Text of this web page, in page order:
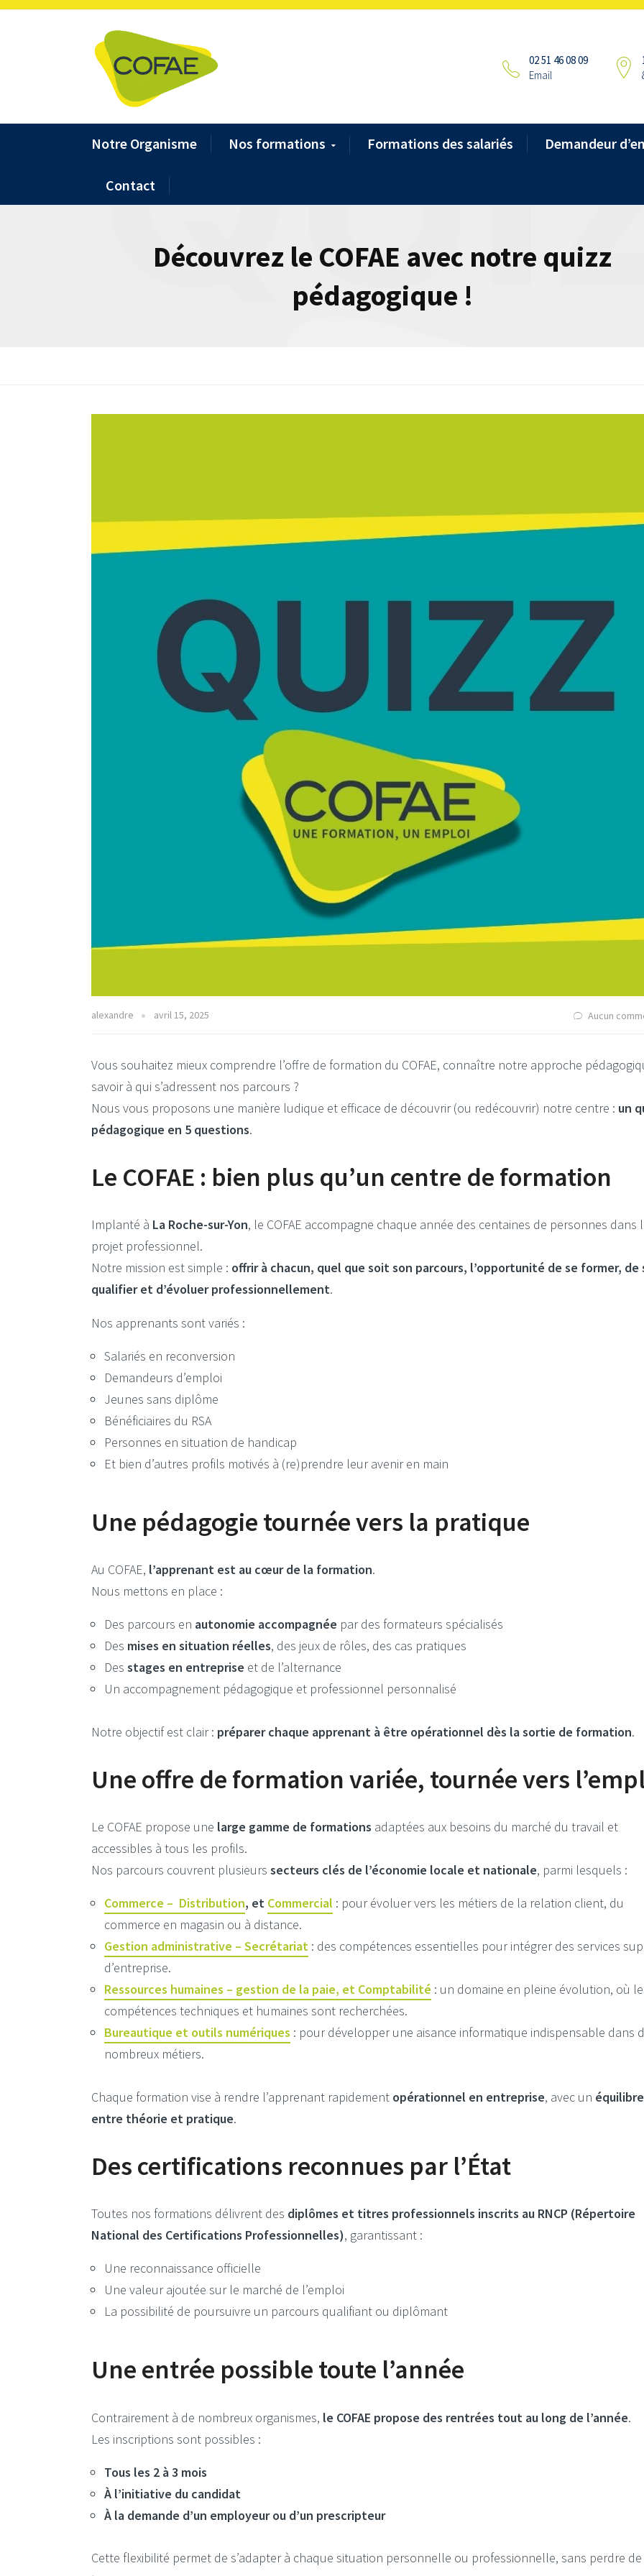
02 51 46 08 09
Email
Notre Organisme Nos formations Formations des salariés Demandeur
Contact
Découvrez le COFAE avec notre quizz
pédagogique !
alexandre avril 15, 2025 Aucun
Vous souhaitez mieux comprendre l’offre de formation du COFAE, connaître notre approche
savoir à qui s’adressent nos parcours ?
Nous vous proposons une manière ludique et efficace de découvrir (ou redécouvrir) notre centre : un
pédagogique en 5 questions.
Le COFAE : bien plus qu’un centre de formation
Implanté à La Roche-sur-Yon, le COFAE accompagne chaque année des centaines de personnes dans
projet professionnel.
Notre mission est simple : offrir à chacun, quel que soit son parcours, l’opportunité de se former, de
qualifier et d’évoluer professionnellement.
Nos apprenants sont variés :
Salariés en reconversion
Demandeurs d’emploi
Jeunes sans diplôme
Bénéficiaires du RSA
Personnes en situation de handicap
Et bien d’autres profils motivés à (re)prendre leur avenir en main
Une pédagogie tournée vers la pratique
Au COFAE, l’apprenant est au cœur de la formation.
Nous mettons en place :
Des parcours en autonomie accompagnée par des formateurs spécialisés
Des mises en situation réelles, des jeux de rôles, des cas pratiques
Des stages en entreprise et de l’alternance
Un accompagnement pédagogique et professionnel personnalisé
Notre objectif est clair : préparer chaque apprenant à être opérationnel dès la sortie de formation.
Une offre de formation variée, tournée vers
Le COFAE propose une large gamme de formations adaptées aux besoins du marché du travail et
accessibles à tous les profils.
Nos parcours couvrent plusieurs secteurs clés de l’économie locale et nationale, parmi lesquels :
Commerce – Distribution, et Commercial : pour évoluer vers les métiers de la relation client, du
commerce en magasin ou à distance.
Gestion administrative – Secrétariat : des compétences essentielles pour intégrer des services
d’entreprise.
Ressources humaines – gestion de la paie, et Comptabilité : un domaine en pleine évolution, où
compétences techniques et humaines sont recherchées.
Bureautique et outils numériques : pour développer une aisance informatique indispensable dans
nombreux métiers.
Chaque formation vise à rendre l’apprenant rapidement opérationnel en entreprise, avec un équilibre
entre théorie et pratique.
Des certifications reconnues par l’État
Toutes nos formations délivrent des diplômes et titres professionnels inscrits au RNCP (Répertoire
National des Certifications Professionnelles), garantissant :
Une reconnaissance officielle
Une valeur ajoutée sur le marché de l’emploi
La possibilité de poursuivre un parcours qualifiant ou diplômant
Une entrée possible toute l’année
Contrairement à de nombreux organismes, le COFAE propose des rentrées tout au long de l’année.
Les inscriptions sont possibles :
Tous les 2 à 3 mois
À l’initiative du candidat
À la demande d’un employeur ou d’un prescripteur
Cette flexibilité permet de s’adapter à chaque situation personnelle ou professionnelle, sans perdre de